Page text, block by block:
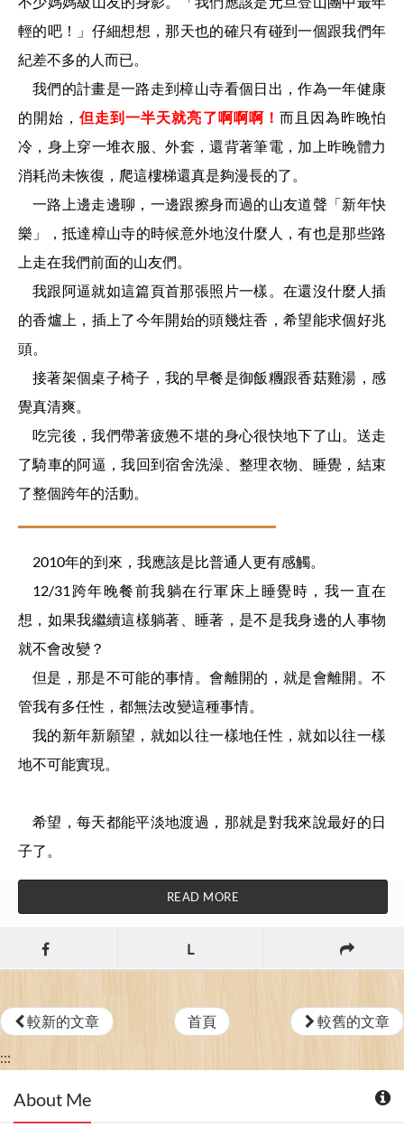
輕的吧！」仔細想想，那天也的確只有碰到一個跟我們年
紀差不多的人而已。
我們的計畫是一路走到樟山寺看個日出，作為一年健康
的開始，但走到一半天就亮了啊啊啊！ 而且因為昨晚怕
冷，身上穿一堆衣服、外套，還背著筆電，加上昨晚體力
消耗尚未恢復，爬這樓梯還真是夠漫長的了。
一路上邊走邊聊，一邊跟擦身而過的山友道聲「新年快
樂」，抵達樟山寺的時候意外地沒什麼人，有也是那些路
上走在我們前面的山友們。
我跟阿逼就如這篇頁首那張照片一樣。在還沒什麼人插
的香爐上，插上了今年開始的頭幾炷香，希望能求個好兆
頭。
接著架個桌子椅子，我的早餐是御飯糰跟香菇雞湯，感
覺真清爽。
吃完後，我們帶著疲憊不堪的身心很快地下了山。送走
了騎車的阿逼，我回到宿舍洗澡、整理衣物、睡覺，結束
了整個跨年的活動。
2010年的到來，我應該是比普通人更有感觸。
12/31跨年晚餐前我躺在行軍床上睡覺時，我一直在
想，如果我繼續這樣躺著、睡著，是不是我身邊的人事物
就不會改變？
但是，那是不可能的事情。會離開的，就是會離開。不
管我有多任性，都無法改變這種事情。
我的新年新願望，就如以往一樣地任性，就如以往一樣
地不可能實現。
希望，每天都能平淡地渡過，那就是對我來說最好的日
子了。
READ MORE
L
較新的文章 首頁 較舊的文章
:::
About Me